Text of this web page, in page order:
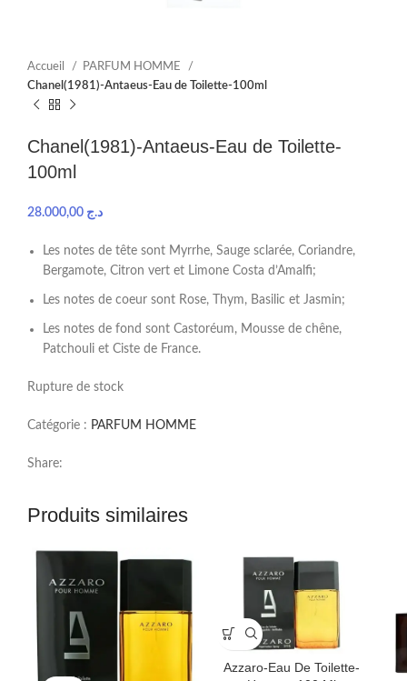
Accueil
PARFUM HOMME
Chanel(1981)-Antaeus-Eau de Toilette-100ml
Chanel(1981)-Antaeus-Eau de Toilette-
100ml
د.ج
Les notes de tête sont Myrrhe, Sauge sclarée, Coriandre,
Bergamote, Citron vert et Limone Costa d’Amalfi;
Les notes de coeur sont Rose, Thym, Basilic et Jasmin;
Les notes de fond sont Castoréum, Mousse de chêne,
Patchouli et Ciste de France.
Rupture de stock
Catégorie : PARFUM HOMME
Share:
Produits similaires
Azzaro-Eau De Toilette-